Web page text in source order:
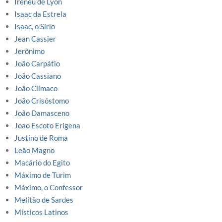
Isaac da Estrela
Isaac, o Sírio
Jean Cassier
Jerônimo
João Carpátio
João Cassiano
João Clímaco
João Crisóstomo
João Damasceno
Joao Escoto Erigena
Justino de Roma
Leão Magno
Macário do Egito
Máximo de Turim
Máximo, o Confessor
Melitão de Sardes
Misticos Latinos